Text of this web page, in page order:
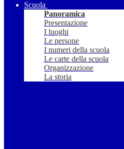
Scuola
Panoramica
Presentazione
I luoghi
Le persone
I numeri della scuola
Le carte della scuola
Organizzazione
La storia